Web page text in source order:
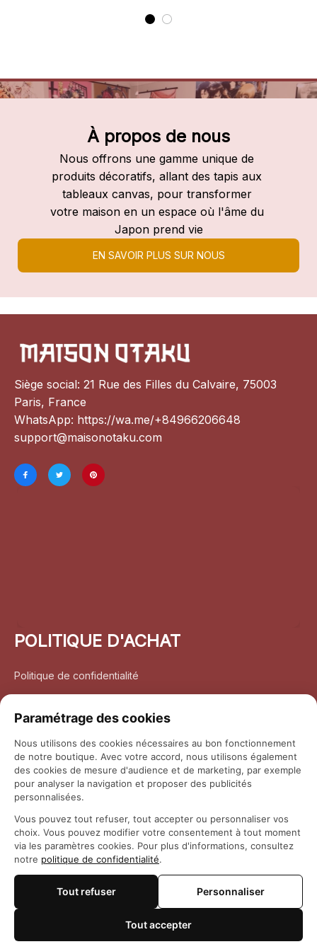
À propos de nous
Nous offrons une gamme unique de
produits décoratifs, allant des tapis aux
tableaux canvas, pour transformer
votre maison en un espace où l'âme du
Japon prend vie
EN SAVOIR PLUS SUR NOUS
Siège social: 21 Rue des Filles du Calvaire, 75003
Paris, France
WhatsApp: https://wa.me/+84966206648
support@maisonotaku.com
POLITIQUE D'ACHAT
Politique de confidentialité
Politique de retour et remboursement
Coordonnées
Questions fréquemment posées
© 2026 Maison Otaku
Paramétrage des cookies
Nous utilisons des cookies nécessaires au bon fonctionnement
de notre boutique. Avec votre accord, nous utilisons également
des cookies de mesure d'audience et de marketing, par exemple
pour analyser la navigation et proposer des publicités
personnalisées.
Vous pouvez tout refuser, tout accepter ou personnaliser vos
choix. Vous pouvez modifier votre consentement à tout moment
via les paramètres cookies. Pour plus d'informations, consultez
notre politique de confidentialité.
Tout refuser Personnaliser
Tout accepter